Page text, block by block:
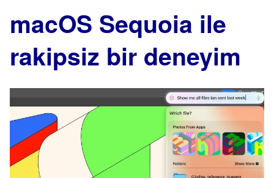
macOS Sequoia ile
rakipsiz bir deneyim